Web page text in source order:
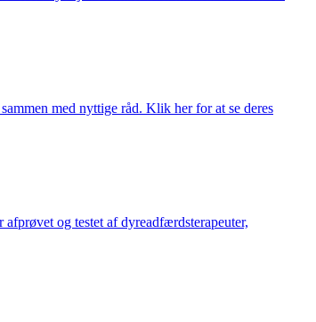
med nyttige råd. Klik her for at se deres
og testet af dyreadfærdsterapeuter,